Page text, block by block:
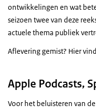
ontwikkelingen en wat
seizoen twee van deze
actuele thema publiek
Aflevering gemist? Hier
Apple Podcasts,
Voor het beluisteren van